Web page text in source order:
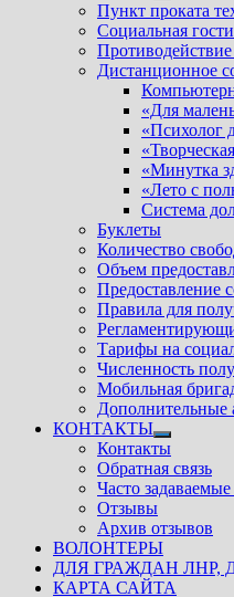
Показать
подменю
Пункт проката
Социальная
Дистанционное
«Для
«Психолог
«Минутка
«Лето с
Система
Буклеты
Количество
Объем
Предоставление
Правила для
Тарифы на
Численность
Мобильная
Дополнительные
КОНТАКТЫ
Показать
подменю
Контакты
Обратная связь
Часто
Отзывы
Архив отзывов
ВОЛОНТЕРЫ
ДЛЯ ГРАЖДАН ЛНР,
КАРТА САЙТА